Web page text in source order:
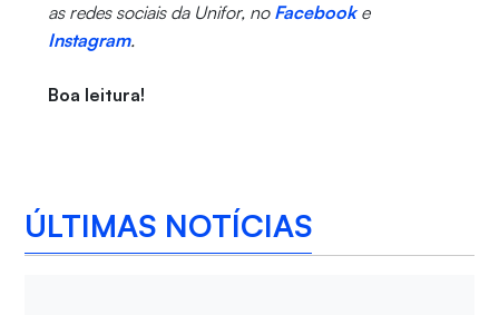
as redes sociais da Unifor, no Facebooke
Instagram.
Boa leitura!
ÚLTIMAS NOTÍCIAS